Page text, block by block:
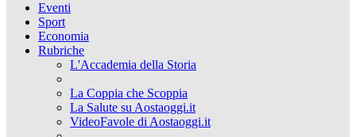
Eventi
Sport
Economia
Rubriche
L'Accademia della Storia
La Coppia che Scoppia
La Salute su Aostaoggi.it
VideoFavole di Aostaoggi.it